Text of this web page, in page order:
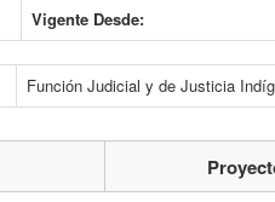
Vigente Desde:
Función Judicial y de Justicia